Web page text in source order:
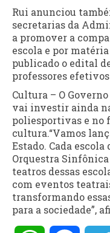
Rui anunciou
secretarias da
a promover a
escola e por
publicado o edital
professores
Cultura – O
vai investir ainda
poliesportivas e no
cultura.“Vamos
Estado. Cada
Orquestra
teatros dessas
com eventos
transformando
para a sociedade”,